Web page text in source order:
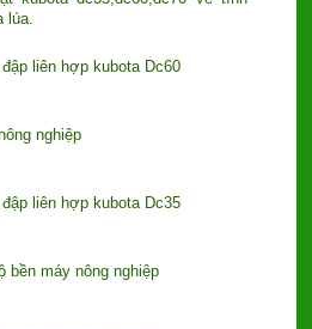
lúa.
liên hợp kubota Dc60
nghiệp
liên hợp kubota Dc35
bền máy nông nghiệp